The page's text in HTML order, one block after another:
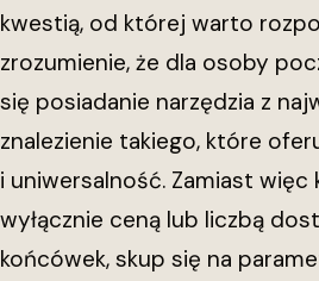
kwestią, od której warto
zrozumienie, że dla osoby
się posiadanie narzędzia z
znalezienie takiego, które
i uniwersalność. Zamiast więc
wyłącznie ceną lub liczbą
końcówek, skup się na